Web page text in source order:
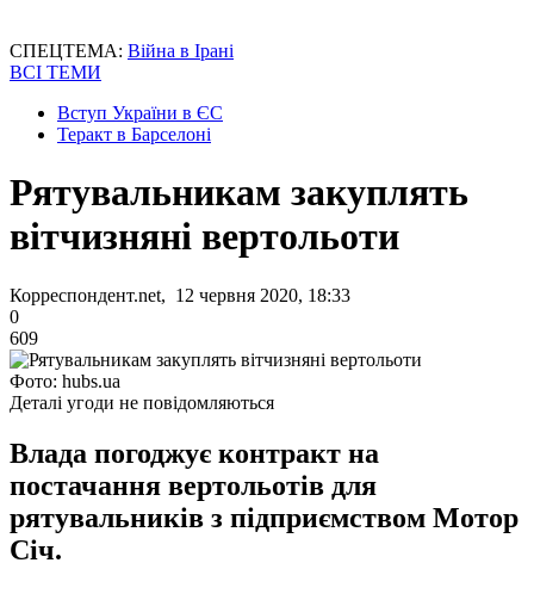
СПЕЦТЕМА: Війна в Ірані
ВСІ ТЕМИ
Вступ України в ЄС
Теракт в Барселоні
Рятувальникам закуплять
вітчизняні вертольоти
Корреспондент.net, 12 червня 2020, 18:33
0
609
Фото: hubs.ua
Деталі угоди не повідомляються
Влада погоджує контракт на
постачання вертольотів для
рятувальників з підприємством Мотор
Січ.